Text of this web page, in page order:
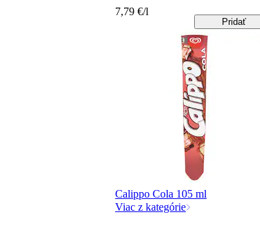
7,79 €/l
Pridať
Calippo Cola 105 ml
Viac z kategórie